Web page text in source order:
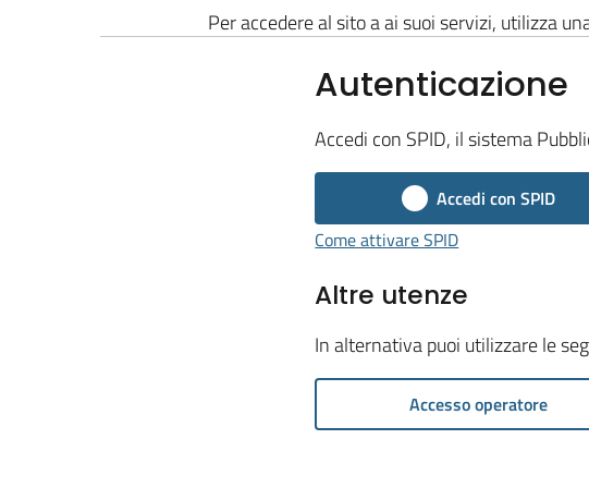
Per accedere al sito a ai suoi servizi, utilizza
Autenticazione
Accedi con SPID, il sistema
Accedi con SPID
Come attivare SPID
Altre utenze
In alternativa puoi utilizzare le
Accesso operatore